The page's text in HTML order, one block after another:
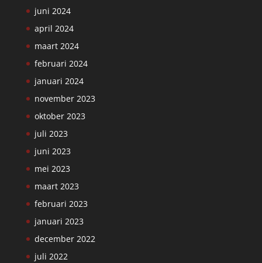
juni 2024
april 2024
maart 2024
februari 2024
januari 2024
november 2023
oktober 2023
juli 2023
juni 2023
mei 2023
maart 2023
februari 2023
januari 2023
december 2022
juli 2022